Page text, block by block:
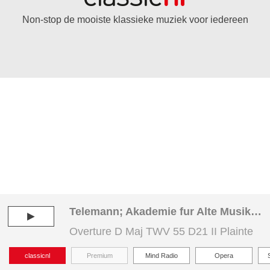
►
Telemann; Akademie fur Alte Musik Berlin
Overture D Maj TWV 55 D21 II Plainte
classicnl Premium Mind Radio Opera
Non-stop de mooiste klassieke muziek voor iedereen